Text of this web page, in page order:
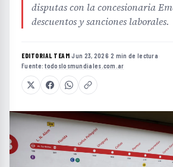
disputas con la concesionaria
descuentos y sanciones laborales.
EDITORIAL TEAM·Jun 23, 2026·2 min de lectura·
Fuente:todoslosmundiales.com.ar